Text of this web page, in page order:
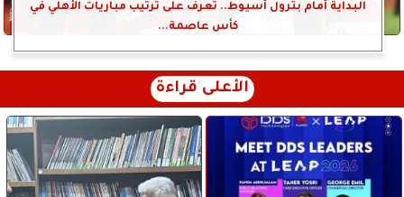
البداية أمام بترول أسيوط.. تعرف على ترتيب مباريات الأهلي في
كأس عاصمة...
الأعلى قراءة